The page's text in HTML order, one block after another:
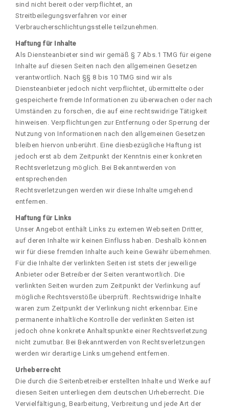
sind nicht bereit oder verpflichtet, an
Streitbeilegungsverfahren vor einer
Verbraucherschlichtungsstelle teilzunehmen.
Haftung für Inhalte
Als Diensteanbieter sind wir gemäß § 7 Abs.1 TMG für eigene
Inhalte auf diesen Seiten nach den allgemeinen Gesetzen
verantwortlich. Nach §§ 8 bis 10 TMG sind wir als
Diensteanbieter jedoch nicht verpflichtet, übermittelte oder
gespeicherte fremde Informationen zu überwachen oder nach
Umständen zu forschen, die auf eine rechtswidrige Tätigkeit
hinweisen. Verpflichtungen zur Entfernung oder Sperrung der
Nutzung von Informationen nach den allgemeinen Gesetzen
bleiben hiervon unberührt. Eine diesbezügliche Haftung ist
jedoch erst ab dem Zeitpunkt der Kenntnis einer konkreten
Rechtsverletzung möglich. Bei Bekanntwerden von
entsprechenden
Rechtsverletzungen werden wir diese Inhalte umgehend
entfernen.
Haftung für Links
Unser Angebot enthält Links zu externen Webseiten Dritter,
auf deren Inhalte wir keinen Einfluss haben. Deshalb können
wir für diese fremden Inhalte auch keine Gewähr übernehmen.
Für die Inhalte der verlinkten Seiten ist stets der jeweilige
Anbieter oder Betreiber der Seiten verantwortlich. Die
verlinkten Seiten wurden zum Zeitpunkt der Verlinkung auf
mögliche Rechtsverstöße überprüft. Rechtswidrige Inhalte
waren zum Zeitpunkt der Verlinkung nicht erkennbar. Eine
permanente inhaltliche Kontrolle der verlinkten Seiten ist
jedoch ohne konkrete Anhaltspunkte einer Rechtsverletzung
nicht zumutbar. Bei Bekanntwerden von Rechtsverletzungen
werden wir derartige Links umgehend entfernen.
Urheberrecht
Die durch die Seitenbetreiber erstellten Inhalte und Werke auf
diesen Seiten unterliegen dem deutschen Urheberrecht. Die
Vervielfältigung, Bearbeitung, Verbreitung und jede Art der